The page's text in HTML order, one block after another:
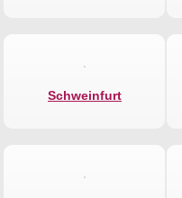
Schweinfurt